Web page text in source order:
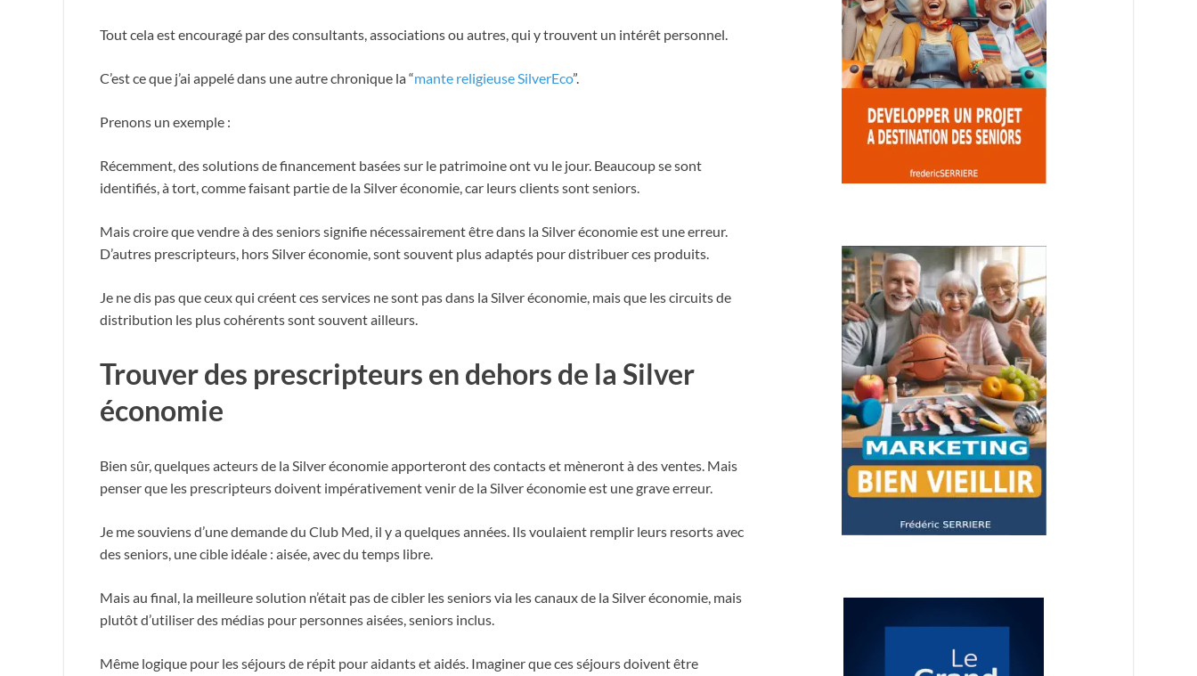
Tout cela est encouragé par des consultants, associations ou autres, qui y trouvent un intérêt personnel.
C’est ce que j’ai appelé dans une autre chronique la “mante religieuse SilverEco”.
Prenons un exemple :
Récemment, des solutions de financement basées sur le patrimoine ont vu le jour. Beaucoup se sont
identifiés, à tort, comme faisant partie de la Silver économie, car leurs clients sont seniors.
Mais croire que vendre à des seniors signifie nécessairement être dans la Silver économie est une erreur.
D’autres prescripteurs, hors Silver économie, sont souvent plus adaptés pour distribuer ces produits.
Je ne dis pas que ceux qui créent ces services ne sont pas dans la Silver économie, mais que les circuits de
distribution les plus cohérents sont souvent ailleurs.
Trouver des prescripteurs en dehors de la Silver
économie
Bien sûr, quelques acteurs de la Silver économie apporteront des contacts et mèneront à des ventes. Mais
penser que les prescripteurs doivent impérativement venir de la Silver économie est une grave erreur.
Je me souviens d’une demande du Club Med, il y a quelques années. Ils voulaient remplir leurs resorts avec
des seniors, une cible idéale : aisée, avec du temps libre.
Mais au final, la meilleure solution n’était pas de cibler les seniors via les canaux de la Silver économie, mais
plutôt d’utiliser des médias pour personnes aisées, seniors inclus.
Même logique pour les séjours de répit pour aidants et aidés. Imaginer que ces séjours doivent être